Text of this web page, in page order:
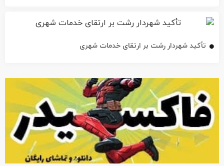
تأکید شهردار رشت بر ارتقای خدمات شهری